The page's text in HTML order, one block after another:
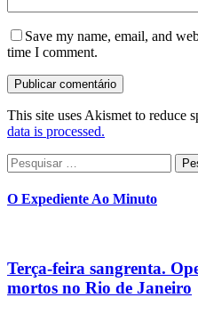
Save my name, email, and
time I comment.
This site uses Akismet to reduce
data is processed.
Pesquisar
por:
O Expediente Ao Minuto
Terça-feira sangrenta.
mortos no Rio de Janeiro